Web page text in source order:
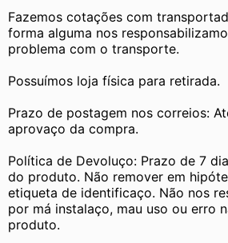
Fazemos cotações com
forma alguma nos
problema com o transporte.
Possuímos loja física para retirada.
Prazo de postagem nos correios:
aprovaço da compra.
Política de Devoluço: Prazo de 7
do produto. Não remover em
etiqueta de identificaço. Não nos
por má instalaço, mau uso ou erro
produto.